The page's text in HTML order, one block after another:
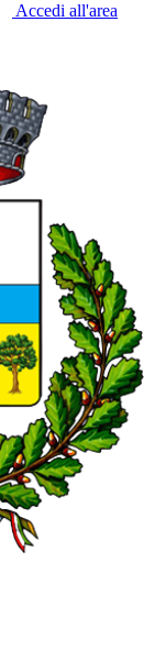
Accedi all'area